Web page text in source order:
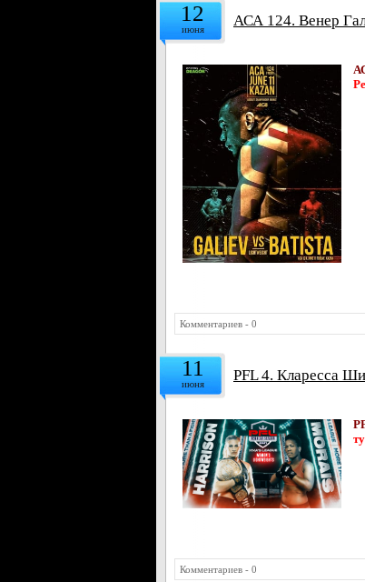
12
июня АСА 124. Венер
Комментариев - 0
11
июня PFL 4. Кларесса
Комментариев - 0